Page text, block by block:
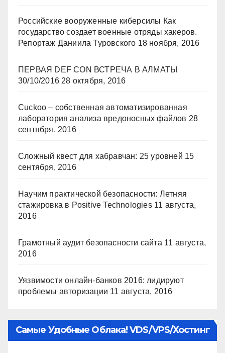
Российские вооруженные киберсилы Как
государство создает военные отряды хакеров.
Репортаж Даниила Туровского 18 ноября, 2016
ПЕРВАЯ DEF CON ВСТРЕЧА В АЛМАТЫ
30/10/2016 28 октября, 2016
Cuckoo – собственная автоматизированная
лаборатория анализа вредоносных файлов 28
сентября, 2016
Сложный квест для хабравчан: 25 уровней 15
сентября, 2016
Научим практической безопасности: Летняя
стажировка в Positive Technologies 11 августа,
2016
Грамотный аудит безопасности сайта 11 августа,
2016
Уязвимости онлайн-банков 2016: лидируют
проблемы авторизации 11 августа, 2016
Самые Удобные Облака! VDS/VPS/хостинг